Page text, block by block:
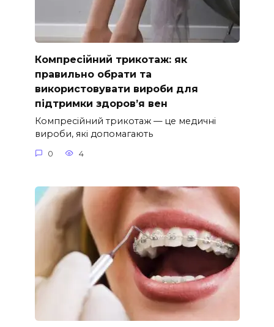
Компресійний трикотаж: як
правильно обрати та
використовувати вироби для
підтримки здоров’я вен
Компресійний трикотаж — це медичні
вироби, які допомагають
0 4